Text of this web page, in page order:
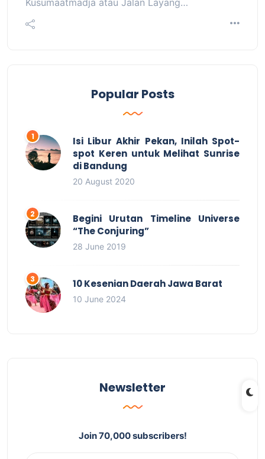
Kusumaatmadja atau Jalan Layang…
Popular Posts
Isi Libur Akhir Pekan, Inilah Spot-
spot Keren untuk Melihat Sunrise
di Bandung
20 August 2020
Begini Urutan Timeline Universe
“The Conjuring”
28 June 2019
10 Kesenian Daerah Jawa Barat
10 June 2024
Newsletter
Join 70,000 subscribers!